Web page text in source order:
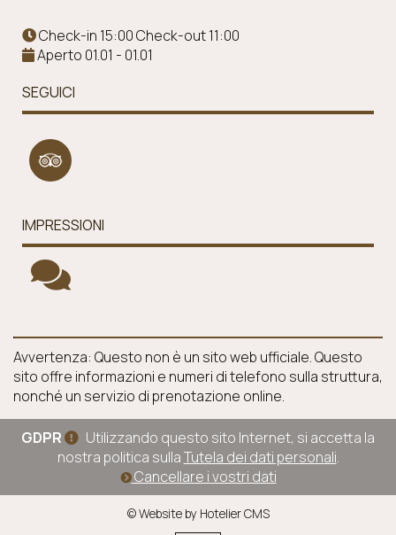
Check-in 15:00 Check-out 11:00
Aperto 01.01 - 01.01
SEGUICI
IMPRESSIONI
Avvertenza: Questo non è un sito web ufficiale. Questo
sito offre informazioni e numeri di telefono sulla struttura,
nonché un servizio di prenotazione online.
GDPR
Utilizzando questo sito Internet, si accetta la
nostra politica sullaTutela dei dati personali.
Cancellare i vostri dati
© Website by Hotelier CMS